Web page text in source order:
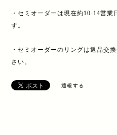
・セミオーダーは現在約10-14営業
す。
・セミオーダーのリングは返品交
さい。
通報する